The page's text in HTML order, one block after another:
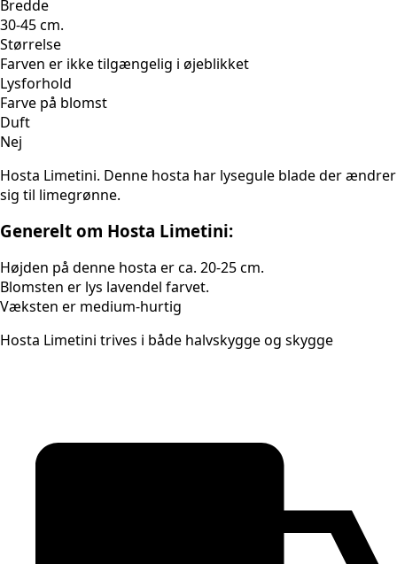
Bredde
30-45 cm.
Størrelse
Farven er ikke tilgængelig i øjeblikket
Lysforhold
Farve på blomst
Duft
Nej
Hosta Limetini. Denne hosta har lysegule blade der ændrer
sig til limegrønne.
Generelt om Hosta Limetini:
Højden på denne hosta er ca. 20-25 cm.
Blomsten er lys lavendel farvet.
Væksten er medium-hurtig
Hosta Limetini trives i både halvskygge og skygge